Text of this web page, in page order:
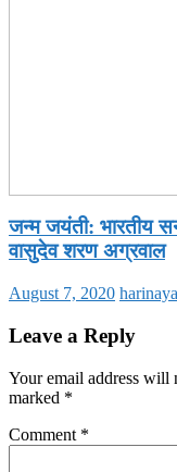
जन्म जयंती: भारतीय
वासुदेव शरण अग्रवाल
August 7, 2020
Leave a Reply
Your email address will
marked *
Comment *